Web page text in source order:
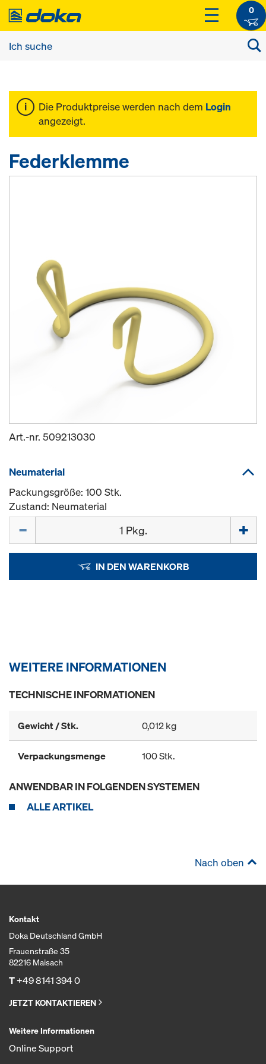
0
Die Produktpreise werden nach dem Login
angezeigt.
Federklemme
Art.-nr. 509213030
Neumaterial
Packungsgröße: 100 Stk.
Zustand: Neumaterial
IN DEN WARENKORB
WEITERE INFORMATIONEN
TECHNISCHE INFORMATIONEN
Gewicht / Stk. 0,012 kg
Verpackungsmenge 100 Stk.
ANWENDBAR IN FOLGENDEN SYSTEMEN
ALLE ARTIKEL
Nach oben
Kontakt
Doka Deutschland GmbH
Frauenstraße 35
82216 Maisach
T+49 8141 394 0
JETZT KONTAKTIEREN
Weitere Informationen
Online Support